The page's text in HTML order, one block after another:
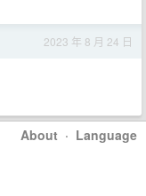
2023 年 8 月 24 日
About · Language